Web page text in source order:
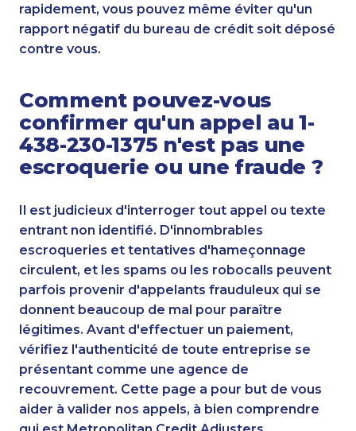
rapidement, vous pouvez même éviter qu'un
rapport négatif du bureau de crédit soit déposé
contre vous.
Comment pouvez-vous
confirmer qu'un appel au 1-
438-230-1375 n'est pas une
escroquerie ou une fraude ?
Il est judicieux d'interroger tout appel ou texte
entrant non identifié. D'innombrables
escroqueries et tentatives d'hameçonnage
circulent, et les spams ou les robocalls peuvent
parfois provenir d'appelants frauduleux qui se
donnent beaucoup de mal pour paraître
légitimes. Avant d'effectuer un paiement,
vérifiez l'authenticité de toute entreprise se
présentant comme une agence de
recouvrement. Cette page a pour but de vous
aider à valider nos appels, à bien comprendre